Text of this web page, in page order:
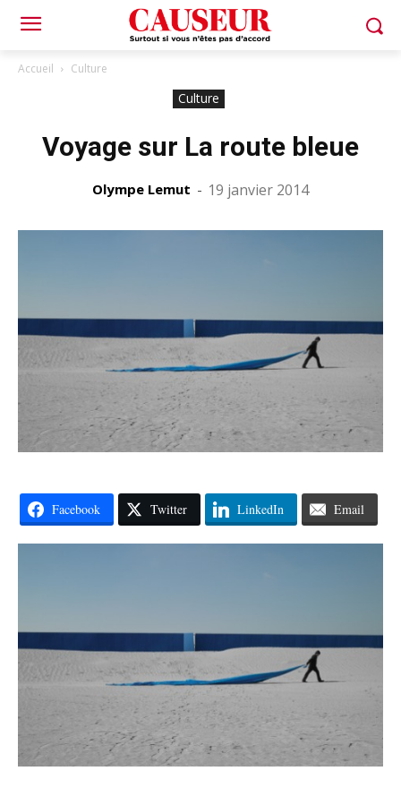
Accueil Culture
Culture
Voyage sur La route bleue
Olympe Lemut - 19 janvier 2014
Facebook Twitter LinkedIn Email